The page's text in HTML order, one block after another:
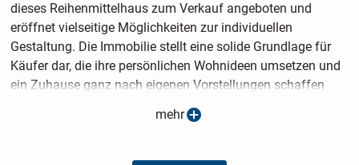
dieses Reihenmittelhaus zum Verkauf angeboten und
eröffnet vielseitige Möglichkeiten zur individuellen
Gestaltung. Die Immobilie stellt eine solide Grundlage für
Käufer dar, die ihre persönlichen Wohnideen umsetzen und
ein Zuhause ganz nach eigenen Vorstellungen schaffen
Voraussetzungen für entspannte Stunden im Freien und
mehr